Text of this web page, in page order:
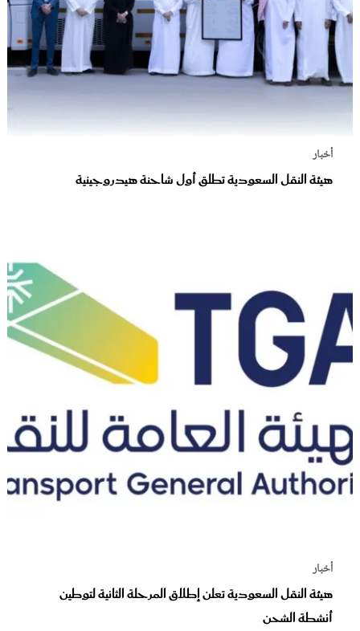
أخبار
هيئة النقل السعودية تطلق أول شاحنة هيدروجينية
أخبار
هيئة النقل السعودية تعلن إطلاق المرحلة الثانية لتوطين
أنشطة الشحن